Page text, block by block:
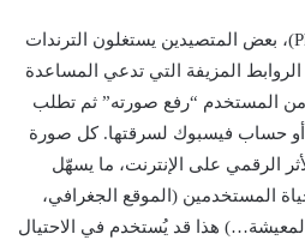
هجمات التصيّد (Phishing)، بعض المتصيدين يستغلون الترندات
المزيفة التي تدعي المساعدة
من المستخدم “رفع صورته” ثم تطلب
أو حساب فيسبوك لسرقتها. كل صورة
الرقمي على الإنترنت، ما يسهّل
المستخدمين (الموقع الجغرافي،
هذا قد يُستخدم في الاحتيال